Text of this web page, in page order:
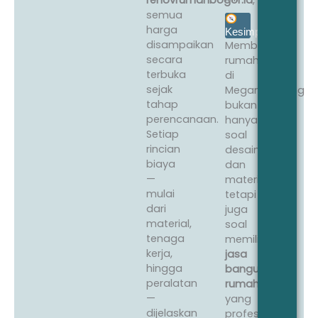
semua
harga
disampaikan
secara
terbuka
sejak
tahap
perencanaan.
Setiap
rincian
biaya
—
mulai
dari
material,
tenaga
kerja,
hingga
peralatan
—
dijelaskan
Kesimpulan
Membangun
rumah
di
Megamendung
bukan
hanya
soal
desain
dan
material,
tetapi
juga
soal
memilih
jasa
bangun
rumah
yang
profesional